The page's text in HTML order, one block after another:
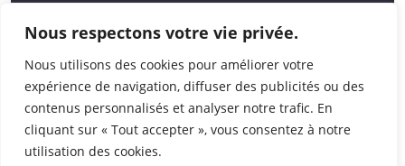
Nous respectons votre vie privée.
Nous utilisons des cookies pour améliorer votre
expérience de navigation, diffuser des publicités ou des
contenus personnalisés et analyser notre trafic. En
cliquant sur « Tout accepter », vous consentez à notre
utilisation des cookies.
Nouvelle
14 avenue Spinoza 94200 Ivry Sur Seine
01 46 72 53 17 – gfen@gfen.asso.fr